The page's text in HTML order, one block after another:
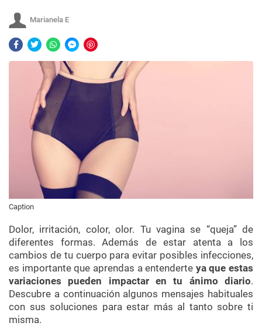
Marianela E
Caption
Dolor, irritación, color, olor. Tu vagina se “queja” de
diferentes formas. Además de estar atenta a los
cambios de tu cuerpo para evitar posibles infecciones,
es importante que aprendas a entenderte ya que estas
variaciones pueden impactar en tu ánimo diario.
Descubre a continuación algunos mensajes habituales
con sus soluciones para estar más al tanto sobre ti
misma.